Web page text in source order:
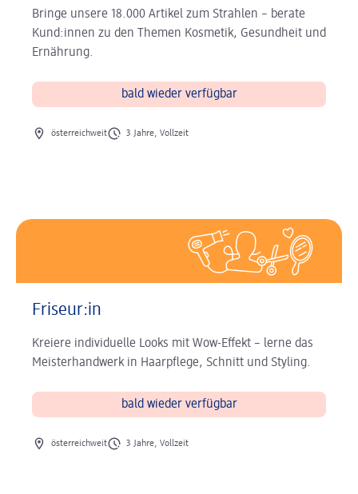
Bringe unsere 18.000 Artikel zum Strahlen – berate
Kund:innen zu den Themen Kosmetik, Gesundheit und
Ernährung.
bald wieder verfügbar
Ort des Jobs
österreichweitArt des Jobs
3 Jahre, Vollzeit
Friseur:in
Kreiere individuelle Looks mit Wow-Effekt – lerne das
Meisterhandwerk in Haarpflege, Schnitt und Styling.
bald wieder verfügbar
Ort des Jobs
österreichweitArt des Jobs
3 Jahre, Vollzeit